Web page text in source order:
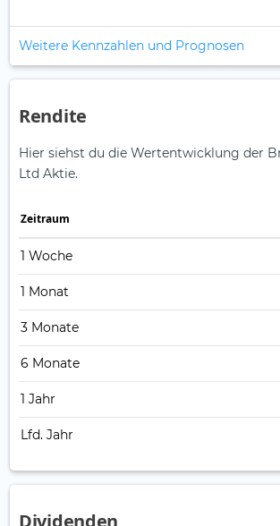
Weitere Kennzahlen und Prognosen
Rendite
Hier siehst du die Wertentwicklung der
Ltd Aktie.
Zeitraum
1 Woche
1 Monat
3 Monate
6 Monate
1 Jahr
Lfd. Jahr